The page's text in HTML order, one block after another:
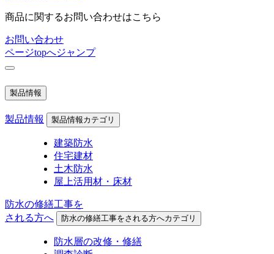
商品に関するお問い合わせはこちら
お問い合わせ
ページtopへジャンプ
製品情報
製品情報 製品情報カテゴリ
建築防水
住宅建材
土木防水
屋上活用材・床材
防水の修繕工事を
される方へ
防水の修繕工事をされる方へカテゴリ
防水層の改修・修繕